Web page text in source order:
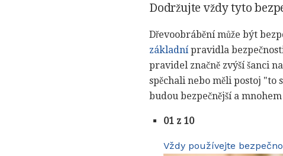
Dodržujte vždy tyto
Dřevoobrábění může být
základní pravidla
pravidel značně zvýší šanci
spěchali nebo měli postoj "to
budou bezpečnější a
01 z 10
Vždy používejte